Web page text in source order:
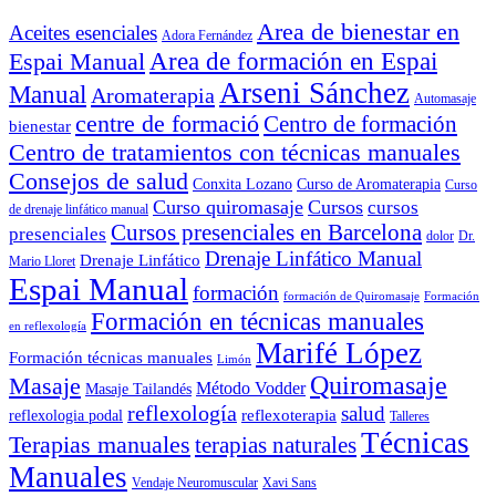
Aceites esenciales Adora Fernández Area de bienestar en
Espai ManualArea de formación en Espai
Manual Aromaterapia Arseni Sánchez Automasaje
bienestar centre de formacióCentro de formación
Centro de tratamientos con técnicas manuales
Consejos de salud Conxita Lozano Curso de Aromaterapia Curso
de drenaje linfático manual Curso quiromasaje Cursos cursos
presenciales Cursos presenciales en Barcelona dolor Dr.
Mario Lloret Drenaje Linfático Drenaje Linfático Manual
Espai Manual formación formación de Quiromasaje Formación
en reflexología Formación en técnicas manuales
Formación técnicas manuales Limón Marifé López
Masaje Masaje Tailandés Método Vodder Quiromasaje
reflexologia podal reflexología reflexoterapia salud Talleres
Terapias manuales terapias naturalesTécnicas
Manuales Vendaje Neuromuscular Xavi Sans